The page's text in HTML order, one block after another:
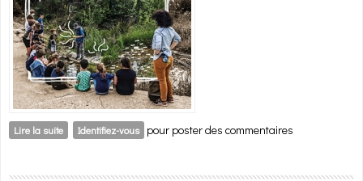
Lire la suite de Randoland : Apprenti-explorateur à Cabrières
Identifiez-vous pour poster des commentaires